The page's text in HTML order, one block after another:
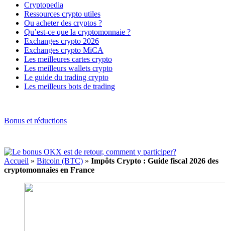
Cryptopedia
Ressources crypto utiles
Ou acheter des cryptos ?
Qu’est-ce que la cryptomonnaie ?
Exchanges crypto 2026
Exchanges crypto MiCA
Les meilleures cartes crypto
Les meilleurs wallets crypto
Le guide du trading crypto
Les meilleurs bots de trading
Bonus et réductions
Accueil » Bitcoin (BTC) » Impôts Crypto : Guide fiscal 2026 des
cryptomonnaies en France